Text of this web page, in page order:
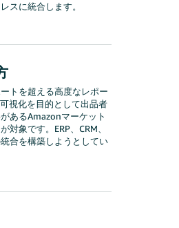
スに統合します。
トを超える高度なレポー
視化を目的として出品者
あるAmazonマーケット
対象です。ERP、CRM、
合を構築しようとしてい